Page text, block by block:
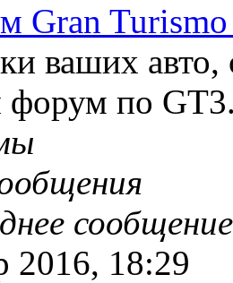
Gran
ваших авто,
форум по
сообщение
2016, 18:29